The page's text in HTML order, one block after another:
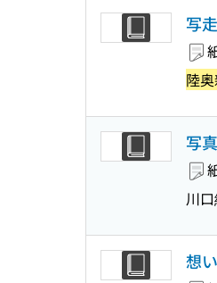
写
陸
写
川
想